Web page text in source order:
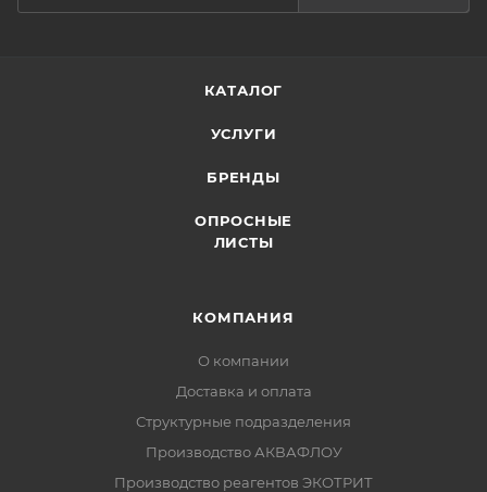
КАТАЛОГ
УСЛУГИ
БРЕНДЫ
ОПРОСНЫЕ
ЛИСТЫ
КОМПАНИЯ
О компании
Доставка и оплата
Структурные подразделения
Производство АКВАФЛОУ
Производство реагентов ЭКОТРИТ